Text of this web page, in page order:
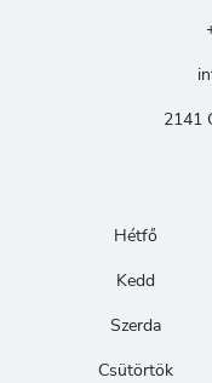
2141
Hétfő
Kedd
Szerda
Csütörtök